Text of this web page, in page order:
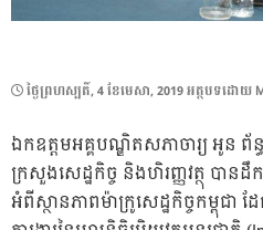
POSTED
ថ្ងៃ​ព្រហស្បតិ៍, 4 ខែ​មេសា, 2019អត្ថបទដោយ
ឯកឧត្តមអគ្គបណ្ឌិតសភាចារ្យ អូន ព័ន្ធមុ
ក្រសួងសេដ្ឋកិច្ច និងហិរញ្ញវត្ថុ បានដឹ
អំពីស្ថានភាពម៉ាក្រូសេដ្ឋកិច្ចកម្ពុជ